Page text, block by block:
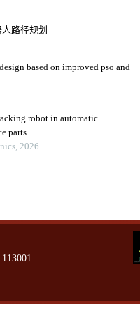
路径规划
based on improved pso and
robot in automatic
parts
2026